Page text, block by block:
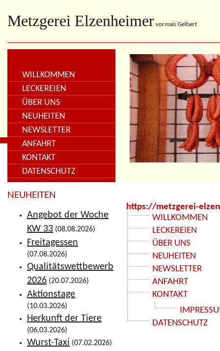
Metzgerei Elzenheimer vormals Gelbert
WILLKOMMEN
LECKEREIEN
ÜBER UNS
NEUHEITEN
NEWSLETTER
ANFAHRT
KONTAKT
DATENSCHUTZ
NEUHEITEN
Angebot der Woche
KW 33 (08.08.2026)
Freitagessen
(07.08.2026)
Qualitätswettbewerb
2026 (20.07.2026)
Aktionstage
(10.03.2026)
Herkunft der Tiere
(06.03.2026)
Wurst-Taxi (07.02.2026)
https://metzgerei-
WILLKOMMEN
LECKEREIEN
ÜBER UNS
NEUHEITEN
NEWSLETTER
ANFAHRT
KONTAKT
DATENSCHUTZ